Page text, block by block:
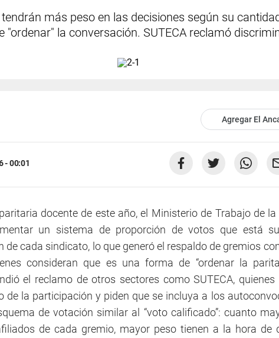
más peso en las decisiones según su
"ordenar" la conversación. SUTECA reclamó
Agregar El
- 00:01
docente de este año, el Ministerio de Trabajo de la
un sistema de proporción de votos que está
de cada sindicato, lo que generó el respaldo de gremios
consideran que es una forma de “ordenar la
el reclamo de otros sectores como SUTECA, quienes
de la participación y piden que se incluya a los
de votación similar al “voto calificado”: cuanto
de cada gremio, mayor peso tienen a la hora de